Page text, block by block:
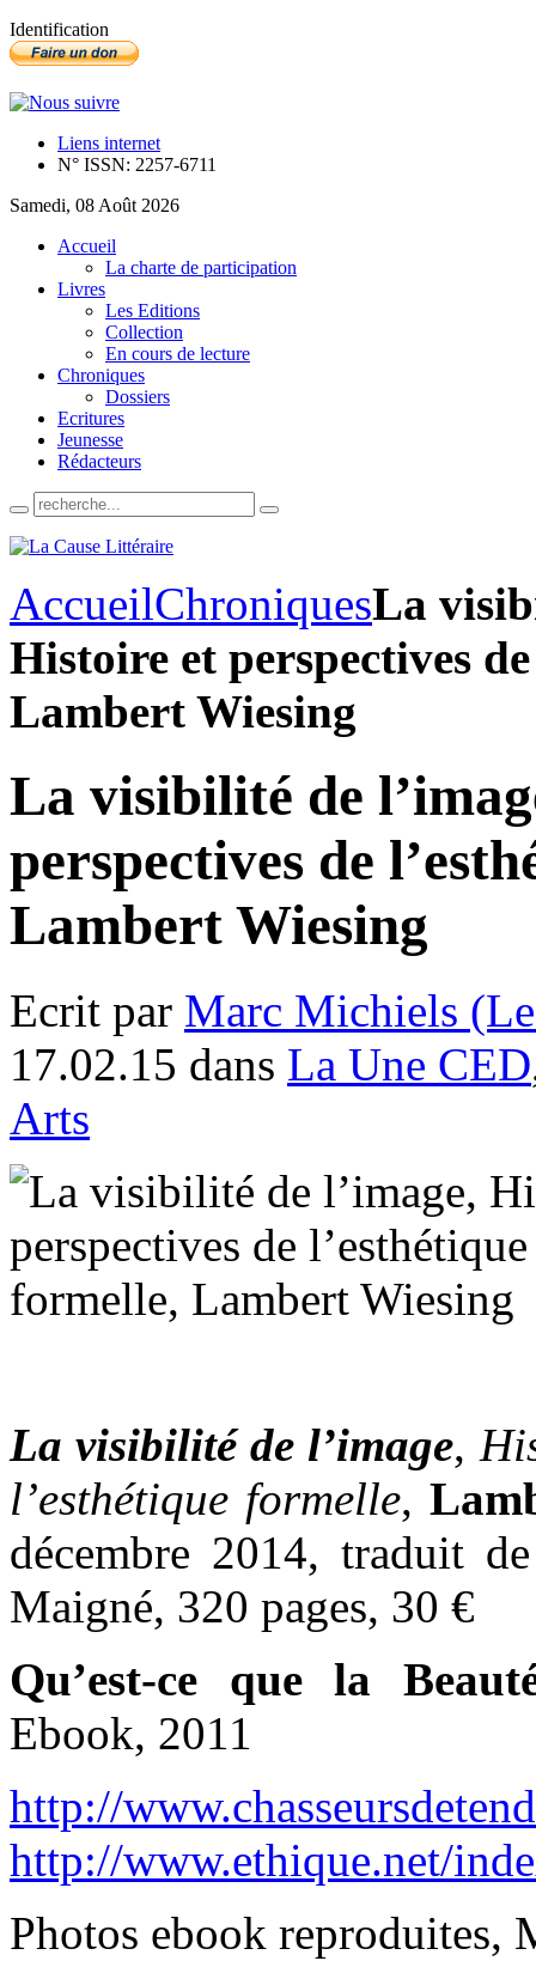
Identification
Liens internet
N° ISSN: 2257-6711
Samedi, 08 Août 2026
Accueil
La charte de participation
Livres
Les Editions
Collection
En cours de lecture
Chroniques
Dossiers
Ecritures
Jeunesse
Rédacteurs
AccueilChroniquesLa
Histoire et perspectives
Lambert Wiesing
La visibilité de
perspectives de
Lambert Wiesing
Ecrit par Marc Michiels
17.02.15 dans La Une CED
Arts
La visibilité de l’image,
l’esthétique formelle,
décembre 2014, traduit
Maigné, 320 pages, 30 €
Qu’est-ce que la
Ebook, 2011
http://
http://www.ethique.net/
Photos ebook reproduites,